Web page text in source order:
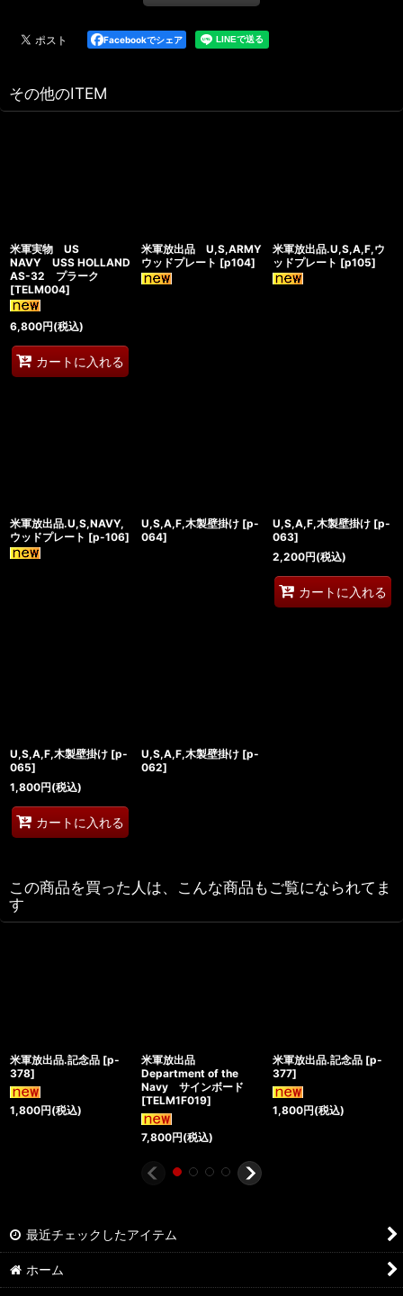
Facebookでシェア
その他のITEM
米軍実物 US
NAVY USS HOLLAND
AS-32 プラーク
[TELM004]
6,800円(税込)
カートに入れる
米軍放出品 U,S,ARMY
ウッドプレート [p104]
米軍放出品.U,S,A,F,ウ
ッドプレート [p105]
米軍放出品.U,S,NAVY,
ウッドプレート [p-106]
U,S,A,F,木製壁掛け [p-
064]
U,S,A,F,木製壁掛け [p-
063]
2,200円(税込)
カートに入れる
U,S,A,F,木製壁掛け [p-
065]
1,800円(税込)
カートに入れる
U,S,A,F,木製壁掛け [p-
062]
この商品を買った人は、こんな商品もご覧になられてま
す
米軍放出品.記念品 [p-
378]
1,800円(税込)
米軍放出品
Department of the
Navy サインボード
[TELM1F019]
7,800円(税込)
米軍放出品.記念品 [p-
377]
1,800円(税込)
最近チェックしたアイテム
ホーム